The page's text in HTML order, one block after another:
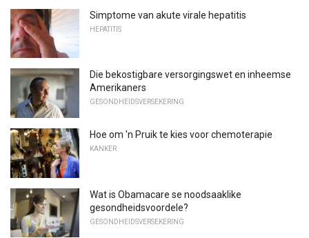
Simptome van akute virale hepatitis
HEPATITIS
Die bekostigbare versorgingswet en inheemse
Amerikaners
GESONDHEIDSVERSEKERING
Hoe om 'n Pruik te kies voor chemoterapie
KANKER
Wat is Obamacare se noodsaaklike
gesondheidsvoordele?
GESONDHEIDSVERSEKERING